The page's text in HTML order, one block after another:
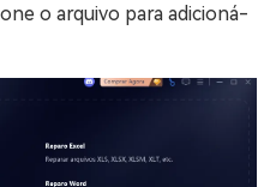
o arquivo para adicioná-